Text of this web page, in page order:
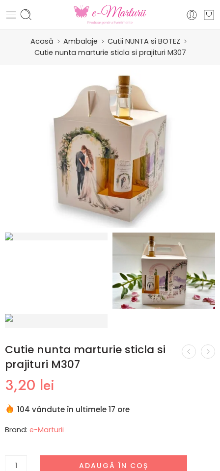
Acasă Ambalaje
Cutii NUNTA si BOTEZ
Cutie nunta marturie sticla si prajituri M307
Cutie nunta marturie sticla si
prajituri M307
3,20 lei
104 vândute în ultimele 17 ore
Brand: e-Marturii
ADAUGĂ ÎN COȘ